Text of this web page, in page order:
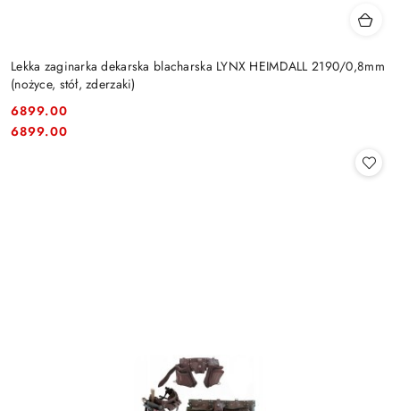
Lekka zaginarka dekarska blacharska LYNX HEIMDALL 2190/0,8mm
(nożyce, stół, zderzaki)
Cena:
6899.00
Cena:
6899.00